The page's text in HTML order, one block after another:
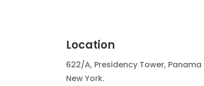
Location
622/A, Presidency Tower, Panama
New York.